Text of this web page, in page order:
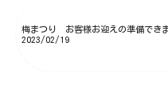
梅まつり お客様お迎えの準備できま
2023/02/19